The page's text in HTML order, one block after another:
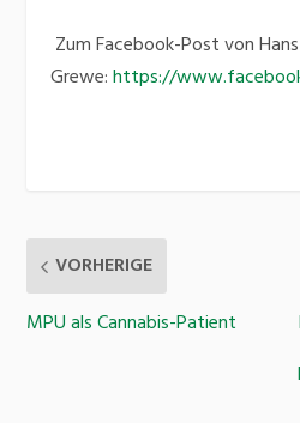
Zum Facebook-Post von Hans
Grewe:https://
VORHERIGE
MPU als Cannabis-Patient